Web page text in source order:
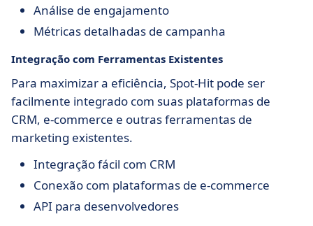
Análise de engajamento
Métricas detalhadas de campanha
Integração com Ferramentas Existentes
Para maximizar a eficiência, Spot-Hit pode ser
facilmente integrado com suas plataformas de
CRM, e-commerce e outras ferramentas de
marketing existentes.
Integração fácil com CRM
Conexão com plataformas de e-commerce
API para desenvolvedores